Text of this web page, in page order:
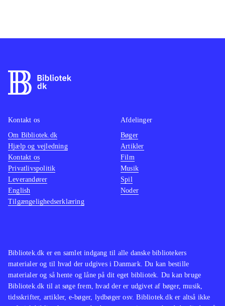
Bibliotek.dk er en samlet indgang til alle danske bibliotekers
materialer og til hvad der udgives i Danmark. Du kan bestille
materialer og så hente og låne på dit eget bibliotek. Du kan bruge
Bibliotek.dk til at søge frem, hvad der er udgivet af bøger, musik,
tidsskrifter, artikler, e-bøger, lydbøger osv. Bibliotek.dk er altså ikke
Kontakt os
Om Bibliotek.dk
Hjælp og vejledning
Kontakt os
Privatlivspolitik
Leverandører
English
Tilgængelighedserklæring
Afdelinger
Bøger
Artikler
Film
Musik
Spil
Noder